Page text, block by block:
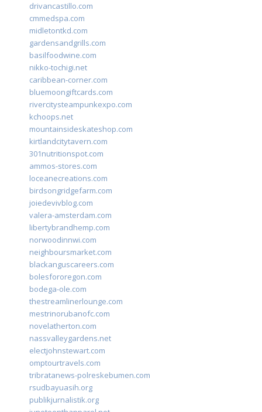
drivancastillo.com
cmmedspa.com
midletontkd.com
gardensandgrills.com
basilfoodwine.com
nikko-tochigi.net
caribbean-corner.com
bluemoongiftcards.com
rivercitysteampunkexpo.com
kchoops.net
mountainsideskateshop.com
kirtlandcitytavern.com
301nutritionspot.com
ammos-stores.com
loceanecreations.com
birdsongridgefarm.com
joiedevivblog.com
valera-amsterdam.com
libertybrandhemp.com
norwoodinnwi.com
neighboursmarket.com
blackanguscareers.com
bolesfororegon.com
bodega-ole.com
thestreamlinerlounge.com
mestrinorubanofc.com
novelatherton.com
nassvalleygardens.net
electjohnstewart.com
omptourtravels.com
tribratanews-polreskebumen.com
rsudbayuasih.org
publikjurnalistik.org